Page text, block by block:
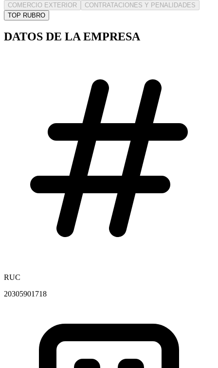
COMERCIO EXTERIOR
CONTRATACIONES Y PENALIDADES
TOP RUBRO
DATOS DE LA EMPRESA
RUC
20305901718